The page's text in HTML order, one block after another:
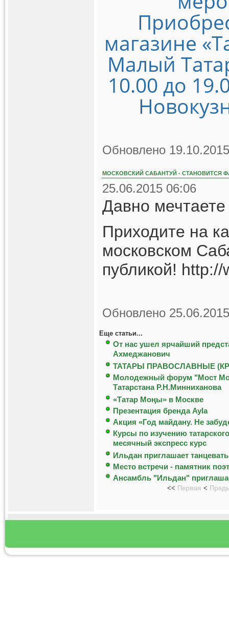
магазине
Малый
10.00 до
Обновлено
МОСКОВСКИЙ САБАНТУЙ - СТАНОВИТСЯ
25.06.2015 06:06
Давно
Приходите на
московском
публикой!
Обновлено
Еще статьи...
От нас ушел ярчайший
Ахмеджанович
ТАТАРЫ ПРАВОСЛАВНЫЕ
Молодежный форум "Мост
Татарстана Р.Н.Минниханова
«Татар Мoңы» в Москве
Презентация бренда Ayla
Акция «Год майдану. Не
Курсы по изучению
месячный экспресс курс
Ильдан приглашает
Место встречи - памятник
Ансамбль "Ильдан"
<< Первая <